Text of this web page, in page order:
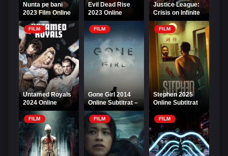
Nunta pe bani
2023 Film Online
Romanesc
Evil Dead Rise
2023 Online
Subtitrat
Justice League:
Crisis on Infinite
Earths Part Two
Online Subtitrat
FILM
Untamed Royals
2024 Online
Subtitrat
FILM
Gone Girl 2014
Online Subtitrat –
Thriller captivant
FILM
Stephen 2025
Online Subtitrat
FILM FILM FILM